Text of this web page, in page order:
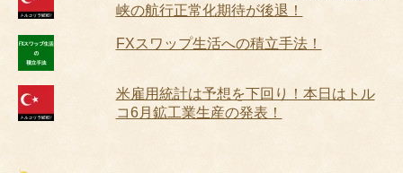
峡の航行正常化期待が後退！
FXスワップ生活への積立手法！
米雇用統計は予想を下回り！本日はトル
コ6月鉱工業生産の発表！